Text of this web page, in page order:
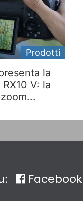
Prodotti
la
V: la
Facebook